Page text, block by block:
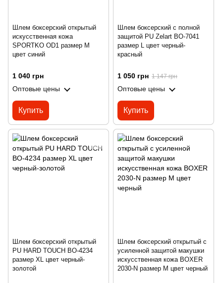
Шлем боксерский открытый
искусственная кожа
SPORTKO OD1 размер M
цвет синий
1 040 грн
Оптовые цены
Купить
Шлем боксерский с полной
защитой PU Zelart BO-7041
размер L цвет черный-
красный
1 050 грн 1 147 грн
Оптовые цены
Купить
Шлем боксерский открытый
PU HARD TOUCH BO-4234
размер XL цвет черный-
золотой
Шлем боксерский открытый с
усиленной защитой макушки
искусственная кожа BOXER
2030-N размер M цвет черный